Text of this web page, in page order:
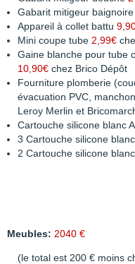
Gabarit mitigeur baignoire
Appareil à collet battu
Mini coupe tube 2,99€
Gaine blanche pour tube
10,90€ chez Brico Dépôt
Fourniture plomberie
évacuation PVC,
Leroy Merlin et
Cartouche silicone blanc
3 Cartouche silicone
2 Cartouche silicone
Meubles: 2040 €
(le total est 200 € moins